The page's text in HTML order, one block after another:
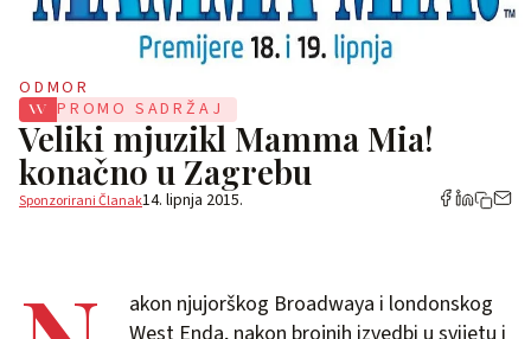
ODMOR
PROMO SADRŽAJ
Veliki mjuzikl Mamma Mia!
konačno u Zagrebu
Sponzorirani Članak14. lipnja 2015.
akon njujorškog Broadwaya i londonskog